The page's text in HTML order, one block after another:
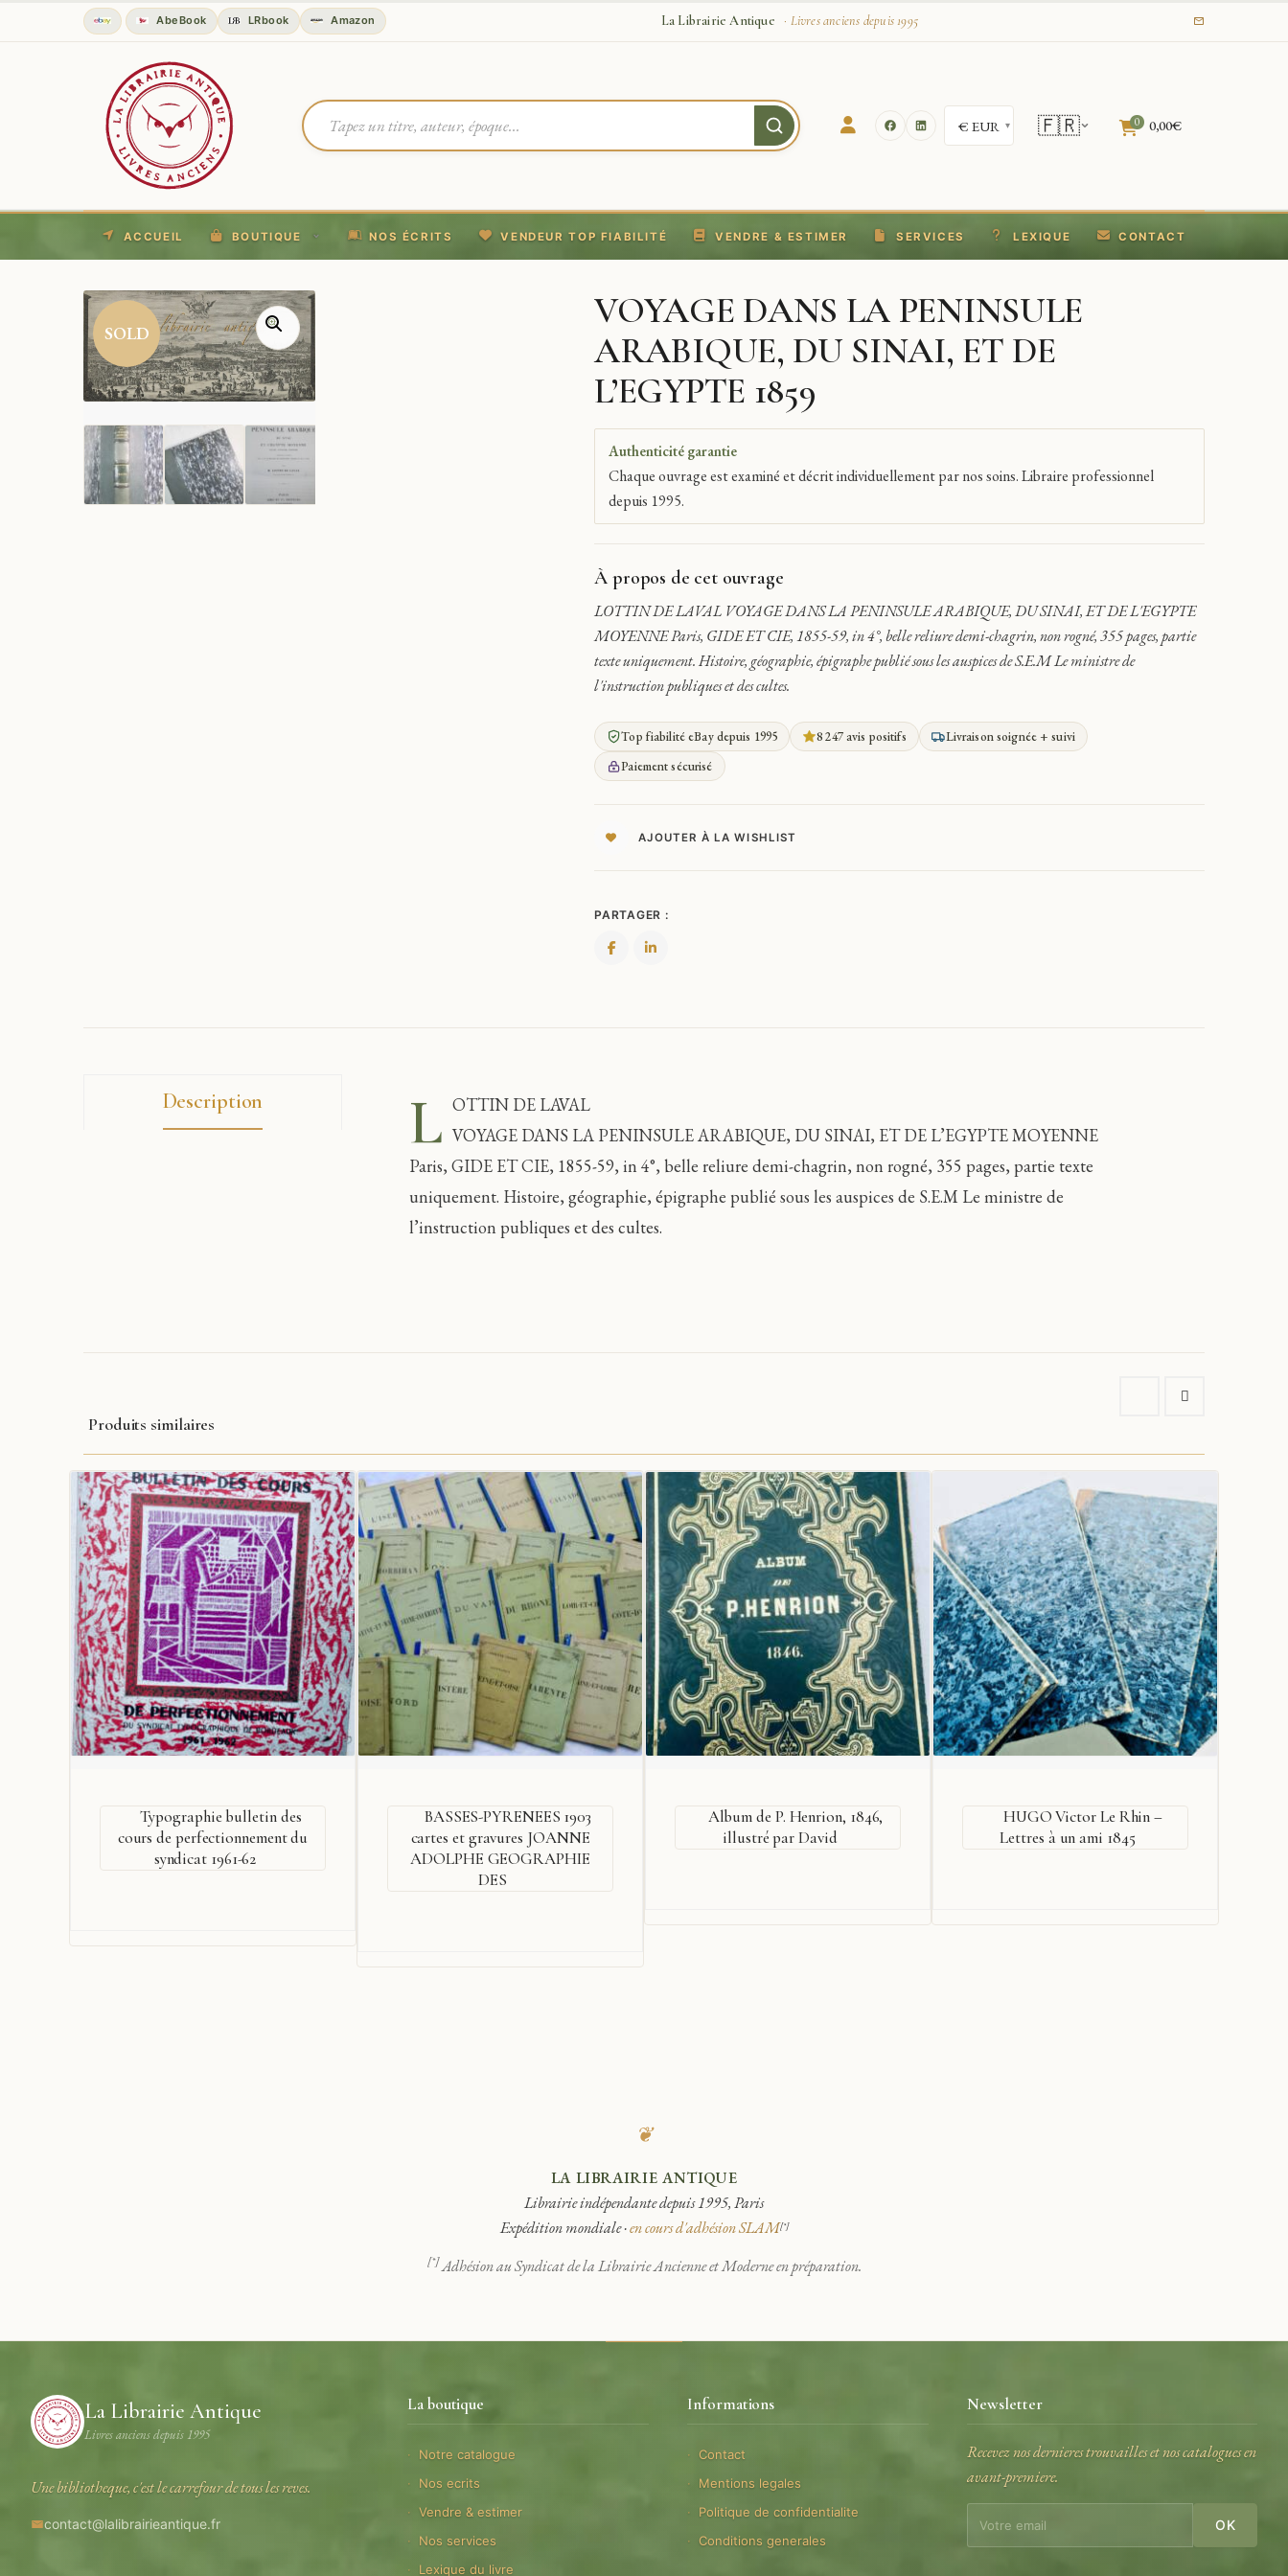
AbeBook LRbook Amazon La Librairie Antique · Livres anciens depuis 1995
🇫🇷 0 0,00€
ACCUEIL BOUTIQUE NOS ÉCRITS VENDEUR TOP FIABILITÉ VENDRE & ESTIMER SERVICES LEXIQUE CONTACT
SOLD
VOYAGE DANS LA PENINSULE
ARABIQUE, DU SINAI, ET DE
L’EGYPTE 1859
Authenticité garantie
Chaque ouvrage est examiné et décrit individuellement par nos soins. Libraire professionnel
depuis 1995.
À propos de cet ouvrage
LOTTIN DE LAVAL VOYAGE DANS LA PENINSULE ARABIQUE, DU SINAI, ET DE L'EGYPTE
MOYENNE Paris, GIDE ET CIE, 1855-59, in 4°, belle reliure demi-chagrin, non rogné, 355 pages, partie
texte uniquement. Histoire, géographie, épigraphe publié sous les auspices de S.E.M Le ministre de
l'instruction publiques et des cultes.
Top fiabilité eBay depuis 1995 8 247 avis positifs
Livraison soignée + suivi
Paiement sécurisé
AJOUTER À LA WISHLIST
PARTAGER :
Description L OTTIN DE LAVAL
VOYAGE DANS LA PENINSULE ARABIQUE, DU SINAI, ET DE L’EGYPTE MOYENNE
Paris, GIDE ET CIE, 1855-59, in 4°, belle reliure demi-chagrin, non rogné, 355 pages, partie texte
uniquement. Histoire, géographie, épigraphe publié sous les auspices de S.E.M Le ministre de
l’instruction publiques et des cultes.
Produits similaires
Typographie bulletin des
cours de perfectionnement du
syndicat 1961-62
BASSES-PYRENEES 1903
cartes et gravures JOANNE
ADOLPHE GEOGRAPHIE
DES
Album de P. Henrion, 1846,
illustré par David
HUGO Victor Le Rhin –
Lettres à un ami 1845
❦
LA LIBRAIRIE ANTIQUE
Librairie indépendante depuis 1995, Paris
Expédition mondiale ·en cours d'adhésion SLAM[*]
[*]Adhésion au Syndicat de la Librairie Ancienne et Moderne en préparation.
La Librairie Antique
Livres anciens depuis 1995
Une bibliotheque, c'est le carrefour de tous les reves.
contact@lalibrairieantique.fr
La boutique
Notre catalogue
Nos ecrits
Vendre & estimer
Nos services
Lexique du livre
Informations
Contact
Mentions legales
Politique de confidentialite
Conditions generales
Newsletter
Recevez nos dernieres trouvailles et nos catalogues en
avant-premiere.
OK